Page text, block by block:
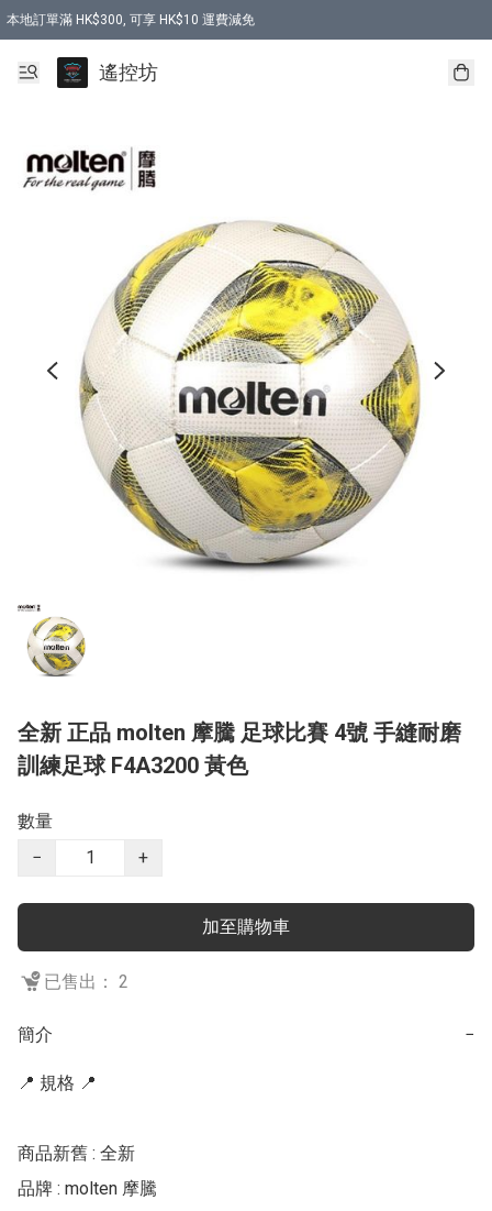
本地訂單滿 HK$300, 可享 HK$10 運費減免
購買 7.6V 6500mah 70C 電池 送 7.6V USB充電器
遙控坊
全新 正品 molten 摩騰 足球比賽 4號 手縫耐磨
訓練足球 F4A3200 黃色
數量
−
+
加至購物車
已售出： 2
簡介 −
📍 規格 📍
商品新舊 : 全新
品牌 : molten 摩騰